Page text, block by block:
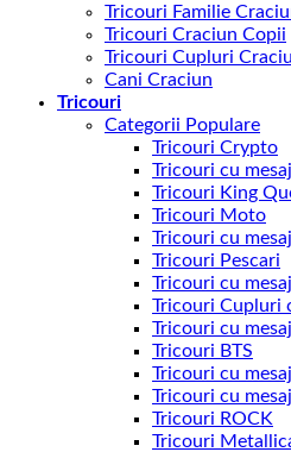
Tricouri Familie
Tricouri Craciun Copii
Tricouri Cupluri
Cani Craciun
Tricouri
Categorii Populare
Tricouri Crypto
Tricouri cu
Tricouri King
Tricouri Moto
Tricouri cu
Tricouri Pescari
Tricouri cu
Tricouri Cupluri
Tricouri cu
Tricouri BTS
Tricouri cu
Tricouri cu
Tricouri ROCK
Tricouri